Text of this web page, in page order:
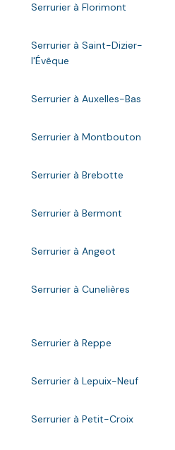
Serrurier à Florimont
Serrurier à Saint-Dizier-
l'Évêque
Serrurier à Auxelles-Bas
Serrurier à Montbouton
Serrurier à Brebotte
Serrurier à Bermont
Serrurier à Angeot
Serrurier à Cunelières
Serrurier à Reppe
Serrurier à Lepuix-Neuf
Serrurier à Petit-Croix